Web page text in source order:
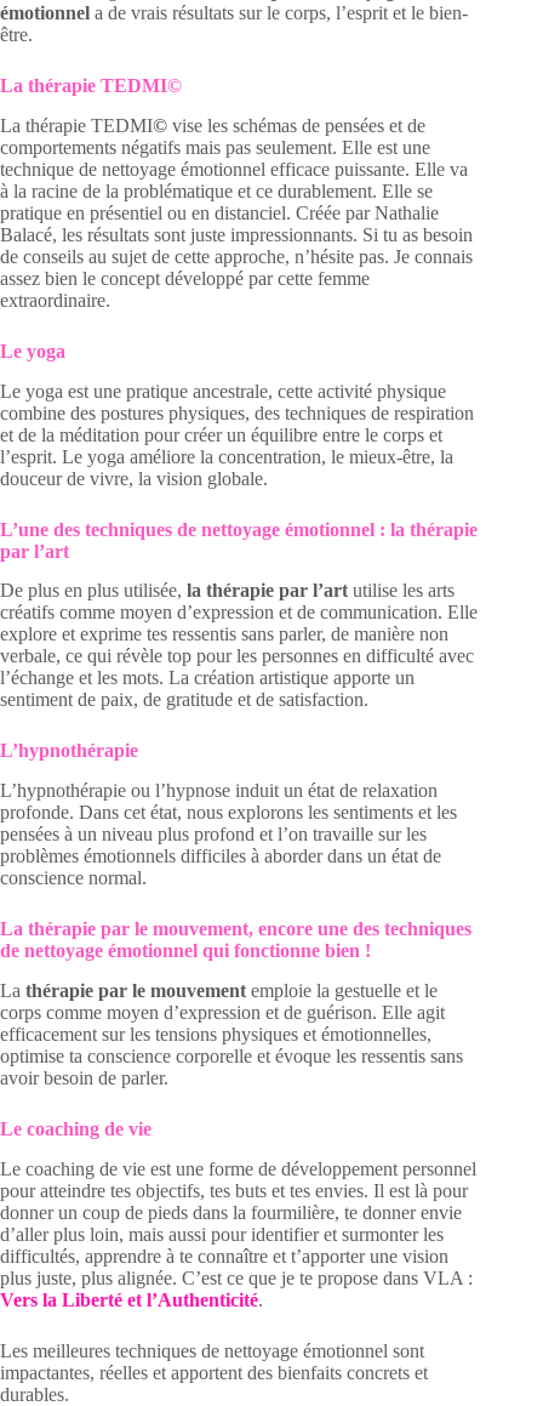
émotionnel a de vrais résultats sur le corps, l’esprit et le bien-
être.
La thérapie TEDMI©
La thérapie TEDMI© vise les schémas de pensées et de
comportements négatifs mais pas seulement. Elle est une
technique de nettoyage émotionnel efficace puissante. Elle va
à la racine de la problématique et ce durablement. Elle se
pratique en présentiel ou en distanciel. Créée par Nathalie
Balacé, les résultats sont juste impressionnants. Si tu as besoin
de conseils au sujet de cette approche, n’hésite pas. Je connais
assez bien le concept développé par cette femme
extraordinaire.
Le yoga
Le yoga est une pratique ancestrale, cette activité physique
combine des postures physiques, des techniques de respiration
et de la méditation pour créer un équilibre entre le corps et
l’esprit. Le yoga améliore la concentration, le mieux-être, la
douceur de vivre, la vision globale.
L’une des techniques de nettoyage émotionnel : la thérapie
par l’art
De plus en plus utilisée, la thérapie par l’artutilise les arts
créatifs comme moyen d’expression et de communication. Elle
explore et exprime tes ressentis sans parler, de manière non
verbale, ce qui révèle top pour les personnes en difficulté avec
l’échange et les mots. La création artistique apporte un
sentiment de paix, de gratitude et de satisfaction.
L’hypnothérapie
L’hypnothérapie ou l’hypnose induit un état de relaxation
profonde. Dans cet état, nous explorons les sentiments et les
pensées à un niveau plus profond et l’on travaille sur les
problèmes émotionnels difficiles à aborder dans un état de
conscience normal.
La thérapie par le mouvement, encore une des techniques
de nettoyage émotionnel qui fonctionne bien !
La thérapie par le mouvement emploie la gestuelle et le
corps comme moyen d’expression et de guérison. Elle agit
efficacement sur les tensions physiques et émotionnelles,
optimise ta conscience corporelle et évoque les ressentis sans
avoir besoin de parler.
Le coaching de vie
Le coaching de vie est une forme de développement personnel
pour atteindre tes objectifs, tes buts et tes envies. Il est là pour
donner un coup de pieds dans la fourmilière, te donner envie
d’aller plus loin, mais aussi pour identifier et surmonter les
difficultés, apprendre à te connaître et t’apporter une vision
plus juste, plus alignée. C’est ce que je te propose dans VLA :
Vers la Liberté et l’Authenticité.
Les meilleures techniques de nettoyage émotionnel sont
impactantes, réelles et apportent des bienfaits concrets et
durables.